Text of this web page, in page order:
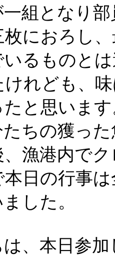
組となり
枚におろし
いるものと
けれども、
と思いま
ちの獲っ
、漁港内で
日の行事
した。
、本日参加